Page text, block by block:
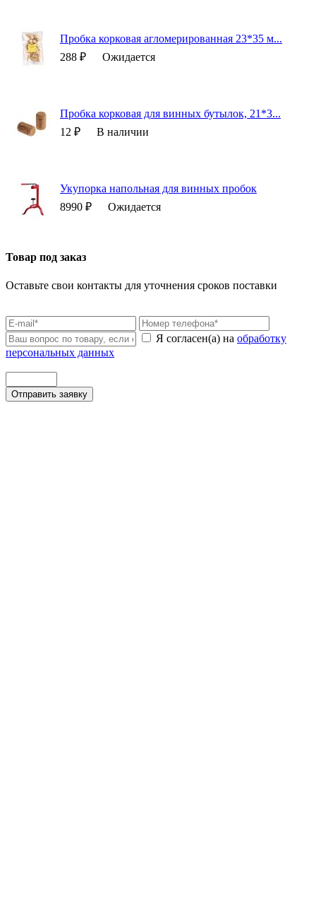
Пробка корковая агломерированная 23*35 м...
288 ₽
Ожидается
Пробка корковая для винных бутылок, 21*3...
12 ₽
В наличии
Укупорка напольная для винных пробок
8990 ₽
Ожидается
Товар под заказ
Оставьте свои контакты для уточнения сроков поставки
Я согласен(а) на обработку
персональных данных
Отправить заявку